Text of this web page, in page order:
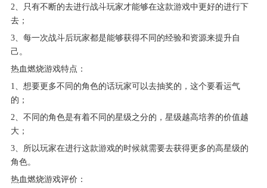
2、只有不断的去进行战斗玩家才能够在这款游戏中更好的进行下
去；
3、每一次战斗后玩家都是能够获得不同的经验和资源来提升自
己。
热血燃烧游戏特点：
1、想要更多不同的角色的话玩家可以去抽奖的，这个要看运气
的；
2、不同的角色是有着不同的星级之分的，星级越高培养的价值越
大；
3、所以玩家在进行这款游戏的时候就需要去获得更多的高星级的
角色。
热血燃烧游戏评价：